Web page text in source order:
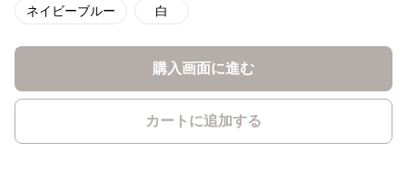
ネイビーブルー 白
購入画面に進む
カートに追加する